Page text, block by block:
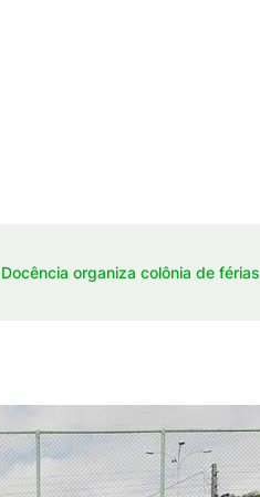
organiza colônia de férias